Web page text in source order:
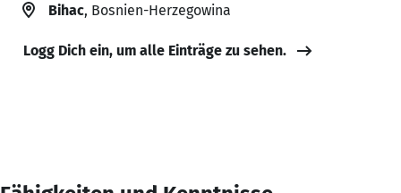
Bihac, Bosnien-Herzegowina
Logg Dich ein, um alle Einträge zu sehen.